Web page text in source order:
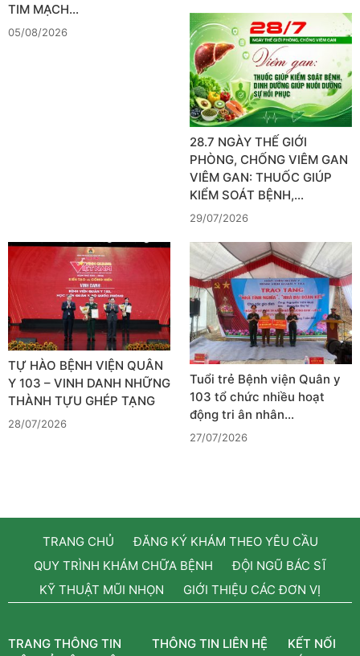
TIM MẠCH…
05/08/2026
28.7 NGÀY THẾ GIỚI
PHÒNG, CHỐNG VIÊM GAN
VIÊM GAN: THUỐC GIÚP
KIỂM SOÁT BỆNH,…
29/07/2026
TỰ HÀO BỆNH VIỆN QUÂN
Y 103 – VINH DANH NHỮNG
THÀNH TỰU GHÉP TẠNG
28/07/2026
Tuổi trẻ Bệnh viện Quân y
103 tổ chức nhiều hoạt
động tri ân nhân…
27/07/2026
TRANG CHỦ
ĐĂNG KÝ KHÁM THEO YÊU CẦU
QUY TRÌNH KHÁM CHỮA BỆNH
ĐỘI NGŨ BÁC SĨ
KỸ THUẬT MŨI NHỌN
GIỚI THIỆU CÁC ĐƠN VỊ
TRANG THÔNG TIN
THÔNG TIN LIÊN HỆ
KẾT NỐI